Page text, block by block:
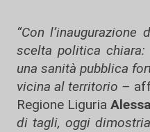
“Con
scelta politica
una sanità pubblica
vicina al territorio –
Regione Liguria
di tagli, oggi